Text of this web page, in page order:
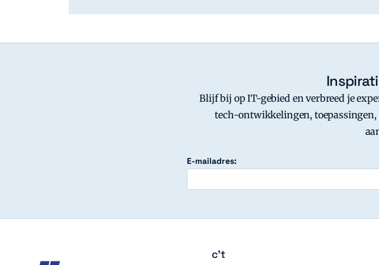
Blijf bij op IT-gebied en verbreed je
tech-ontwikkelingen,
E-mailadres:
c't